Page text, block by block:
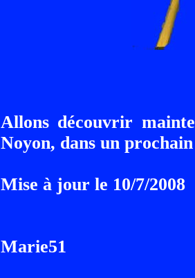
Allons découvrir
Noyon, dans un
Mise à jour le 10/7/2008
Marie51